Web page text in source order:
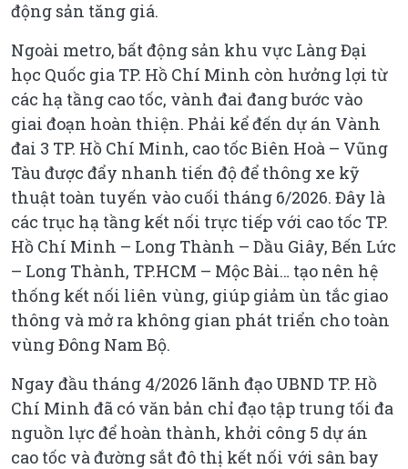
động sản tăng giá.
Ngoài metro, bất động sản khu vực Làng Đại
học Quốc gia TP. Hồ Chí Minh còn hưởng lợi từ
các hạ tầng cao tốc, vành đai đang bước vào
giai đoạn hoàn thiện. Phải kể đến dự án Vành
đai 3 TP. Hồ Chí Minh, cao tốc Biên Hoà – Vũng
Tàu được đẩy nhanh tiến độ để thông xe kỹ
thuật toàn tuyến vào cuối tháng 6/2026. Đây là
các trục hạ tầng kết nối trực tiếp với cao tốc TP.
Hồ Chí Minh – Long Thành – Dầu Giây, Bến Lức
– Long Thành, TP.HCM – Mộc Bài… tạo nên hệ
thống kết nối liên vùng, giúp giảm ùn tắc giao
thông và mở ra không gian phát triển cho toàn
vùng Đông Nam Bộ.
Ngay đầu tháng 4/2026 lãnh đạo UBND TP. Hồ
Chí Minh đã có văn bản chỉ đạo tập trung tối đa
nguồn lực để hoàn thành, khởi công 5 dự án
cao tốc và đường sắt đô thị kết nối với sân bay